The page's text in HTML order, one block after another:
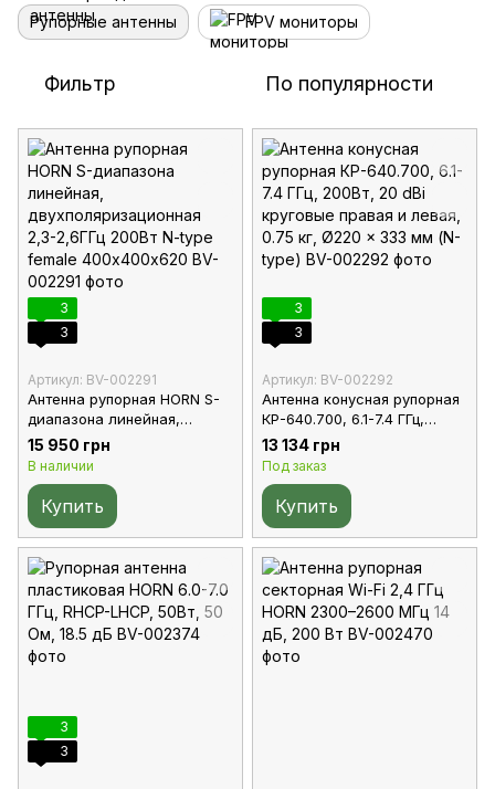
Рупорные антенны FPV мониторы
Фильтр По популярности
3
3
Артикул: BV-002291
Антенна рупорная HORN S-
диапазона линейная,
двухполяризационная 2,3-
2,6ГГц 200Вт N-type female
15 950 грн
В наличии
Купить
3
3
Артикул: BV-002292
Антенна конусная рупорная
КР-640.700, 6.1-7.4 ГГц,
200Вт, 20 dBi круговые
правая и левая, 0.75 кг,
Ø220 x 333 мм (N-type)
13 134 грн
Под заказ
Купить
3
3